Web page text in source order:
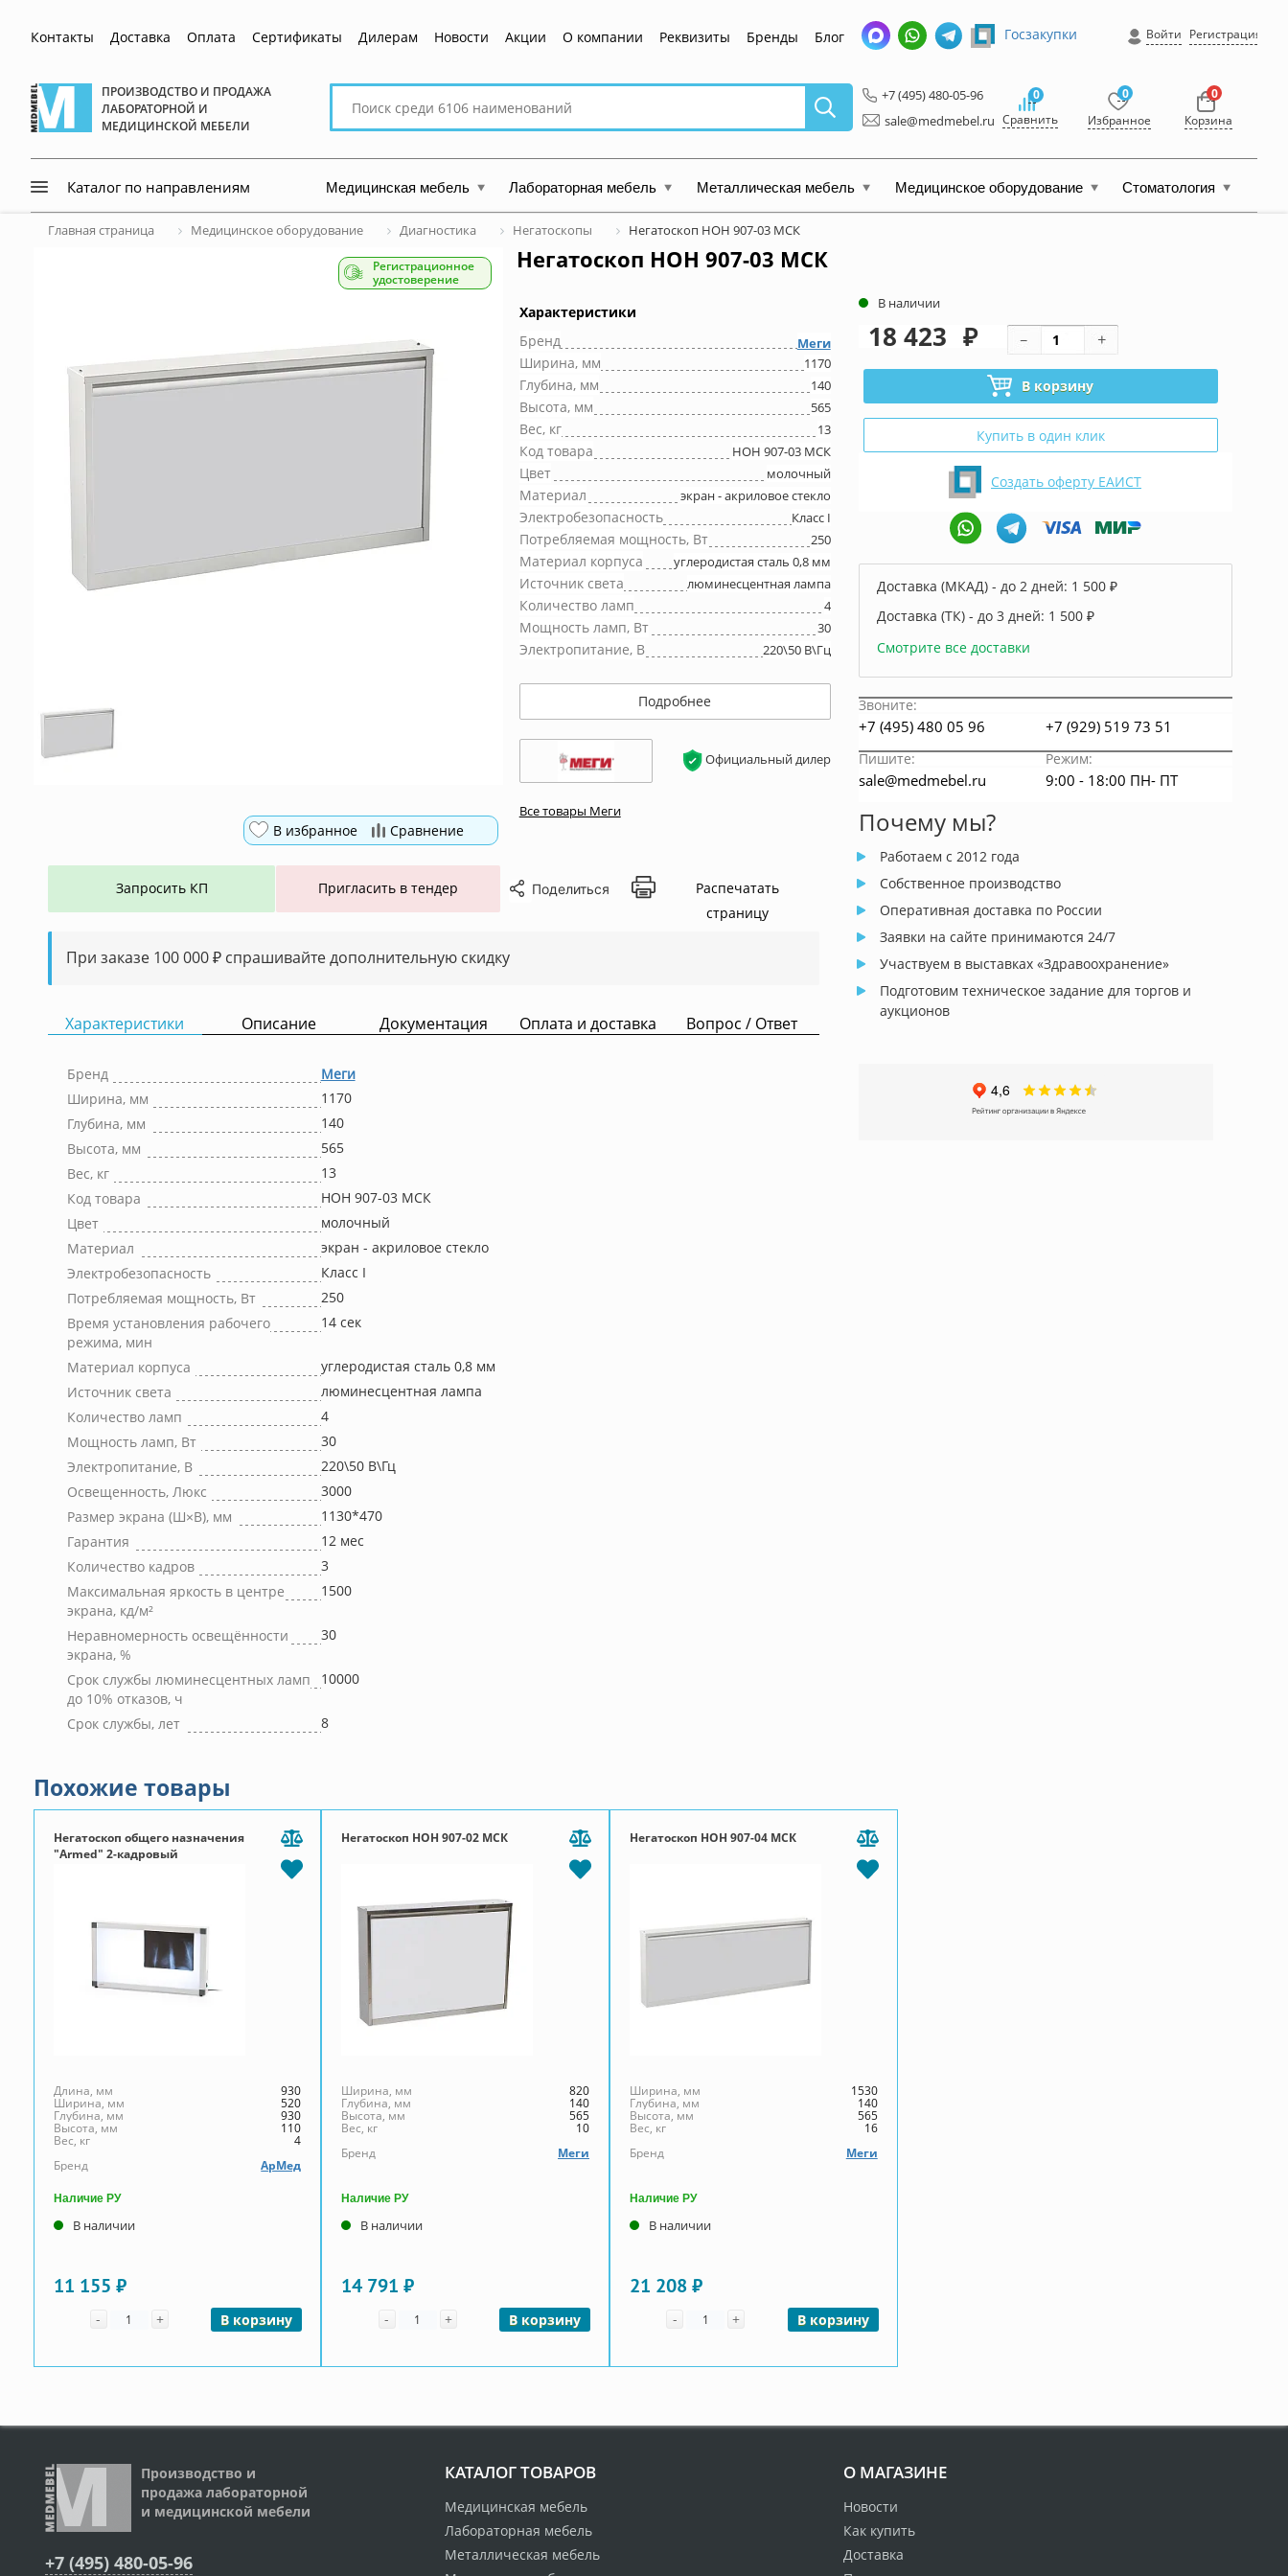
Контакты Доставка Оплата Сертификаты Дилерам Новости Акции О компании Реквизиты Бренды Блог
ПРОИЗВОДСТВО И ПРОДАЖА
ЛАБОРАТОРНОЙ И
МЕДИЦИНСКОЙ МЕБЕЛИ
Поиск
сайту
Госзакупки Войти Регистрация
+7 (495) 480-05-96
sale@medmebel.ru
0
Сравнить
0
Избранное
0
Корзина
Каталог по направлениям Медицинская мебель Лабораторная мебель Металлическая мебель Медицинское оборудование Стоматология
Главная страница Медицинское оборудование Диагностика Негатоскопы Негатоскоп НОН 907-03 МСК
Негатоскоп НОН 907-03 МСК
В избранное Сравнение
Регистрационное
удостоверение
Характеристики
Бренд
Меги
Ширина, мм 1170
Глубина, мм 140
Высота, мм 565
Вес, кг 13
Код товара НОН 907-03 МСК
Цвет молочный
Материал экран - акриловое стекло
Электробезопасность Класс I
Потребляемая мощность, Вт 250
Материал корпуса углеродистая сталь 0,8 мм
Источник света люминесцентная лампа
Количество ламп 4
Мощность ламп, Вт 30
Электропитание, В 220\50 В\Гц
Подробнее
Официальный дилер
Все товары Меги
Запросить КП Пригласить в тендер Поделиться
Распечатать
страницу
При заказе 100 000 ₽ спрашивайте дополнительную скидку
Характеристики Описание Документация Оплата и доставка Вопрос / Ответ
Бренд
Меги
Ширина, мм
1170
Глубина, мм
140
Высота, мм
565
Вес, кг
13
Код товара
НОН 907-03 МСК
Цвет
молочный
Материал
экран - акриловое стекло
Электробезопасность
Класс I
Потребляемая мощность, Вт
250
Время установления рабочего
режима, мин
14 сек
Материал корпуса
углеродистая сталь 0,8 мм
Источник света
люминесцентная лампа
Количество ламп
4
Мощность ламп, Вт
30
Электропитание, В
220\50 В\Гц
Освещенность, Люкс
3000
Размер экрана (Ш×В), мм
1130*470
Гарантия
12 мес
Количество кадров
3
Максимальная яркость в центре
экрана, кд/м²
1500
Неравномерность освещённости
экрана, %
30
Срок службы люминесцентных ламп
до 10% отказов, ч
10000
Срок службы, лет 8
В наличии
18 423 ₽
В корзину
Купить в один клик
Создать оферту ЕАИСТ
Доставка (МКАД) - до 2 дней: 1 500 ₽
Доставка (ТК) - до 3 дней: 1 500 ₽
Смотрите все доставки
Звоните:
+7 (495) 480 05 96 +7 (929) 519 73 51
Пишите: Режим:
sale@medmebel.ru 9:00 - 18:00 ПН- ПТ
Почему мы?
Работаем с 2012 года
Собственное производство
Оперативная доставка по России
Заявки на сайте принимаются 24/7
Участвуем в выставках «Здравоохранение»
Подготовим техническое задание для торгов и
аукционов
Похожие товары
Негатоскоп общего назначения
"Armed" 2-кадровый
Длина, мм 930
Ширина, мм 520
Глубина, мм 930
Высота, мм 110
Вес, кг
4
Бренд
АрМед
Наличие РУ
В наличии
11 155 ₽
- Количество
+ В корзину
Негатоскоп НОН 907-02 МСК
Ширина, мм 820
Глубина, мм 140
Высота, мм 565
Вес, кг
10
Бренд
Меги
Наличие РУ
В наличии
14 791 ₽
- Количество
+ В корзину
Негатоскоп НОН 907-04 МСК
Ширина, мм 1530
Глубина, мм 140
Высота, мм 565
Вес, кг
16
Бренд
Меги
Наличие РУ
В наличии
21 208 ₽
- Количество
+ В корзину
Производство и
продажа лабораторной
и медицинской мебели
+7 (495) 480-05-96
КАТАЛОГ ТОВАРОВ
Медицинская мебель
Лабораторная мебель
Металлическая мебель
О МАГАЗИНЕ
Новости
Как купить
Доставка